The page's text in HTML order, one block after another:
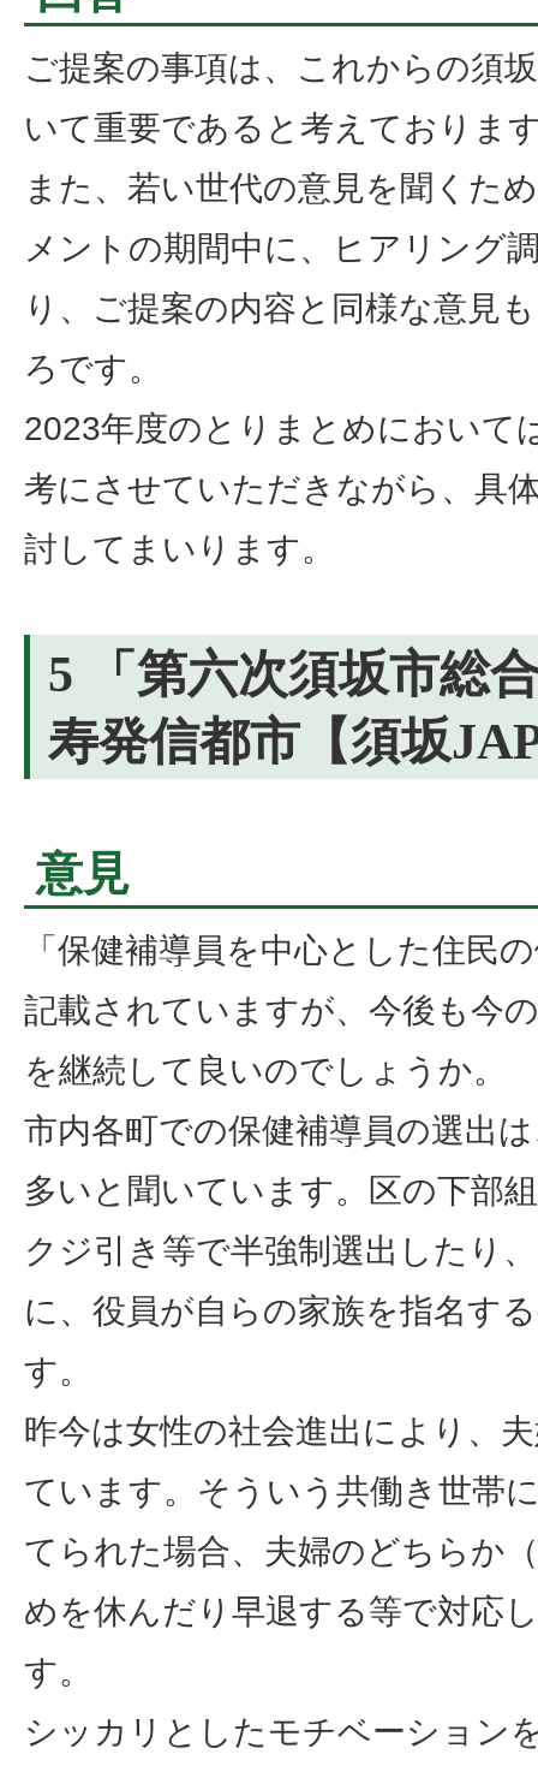
ご提案の事項は、これからの須
いて重要であると考えておりま
また、若い世代の意見を聞くた
メントの期間中に、ヒアリング
り、ご提案の内容と同様な意見
ろです。
2023年度のとりまとめにおいて
考にさせていただきながら、具
討してまいります。
5 「第六次須坂市総
寿発信都市【須坂
意見
「保健補導員を中心とした住民
記載されていますが、今後も今
を継続して良いのでしょうか。
市内各町での保健補導員の選出
多いと聞いています。区の下部
クジ引き等で半強制選出したり
に、役員が自らの家族を指名す
す。
昨今は女性の社会進出により、
ています。そういう共働き世帯
てられた場合、夫婦のどちらか
めを休んだり早退する等で対応
す。
シッカリとしたモチベーション